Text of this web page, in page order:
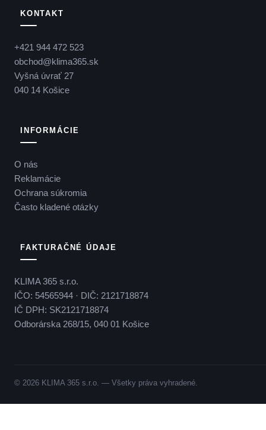
KONTAKT
+421 944 472 523
obchod@klima365.sk
Vyšná úvrať 27
040 14 Košice
INFORMÁCIE
O nás
Reklamácie
Ochrana súkromia
Často kladené otázky
FAKTURAČNÉ ÚDAJE
KLIMA 365 s.r.o.
IČO: 54565944 · DIČ: 2121718874
IČ DPH: SK2121718874
Odborárska 268/15, 040 01 Košice
© 2026 KLIMA 365 s.r.o. — Všetky práva vyhradené.